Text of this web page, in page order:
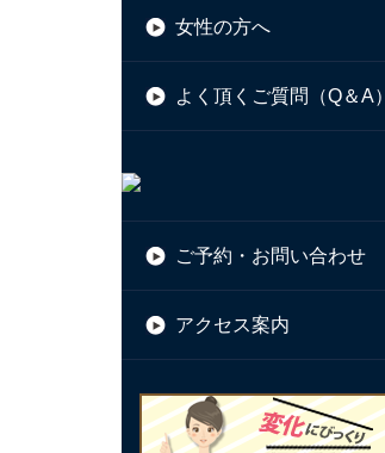
女性の方へ
よく頂くご質問（Q＆A）
ご予約・お問い合わせ
アクセス案内